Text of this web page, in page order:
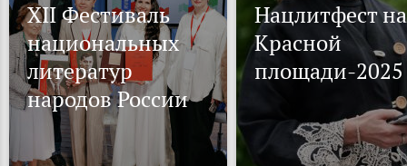
XII Фестиваль
национальных
литератур
народов России
Нацлитфест на
Красной
площади-2025